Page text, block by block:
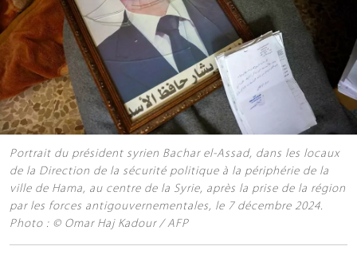
Portrait du président syrien Bachar el-Assad, dans les locaux
de la Direction de la sécurité politique à la périphérie de la
ville de Hama, au centre de la Syrie, après la prise de la région
par les forces antigouvernementales, le 7 décembre 2024.
Photo : © Omar Haj Kadour / AFP